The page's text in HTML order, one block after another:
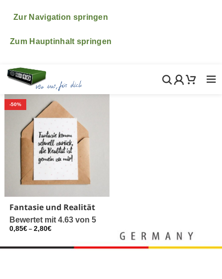
Zur Navigation springen
Zum Hauptinhalt springen
Urlaub sind. ♥ ♥ ♥ Natürlich freuen wir uns wenn du
kümmern uns dann ganz fix nach unserer Rückkehr um
-50%
Fantasie und Realität
Bewertet mit 4.63von 5
0,85€ – 2,80€